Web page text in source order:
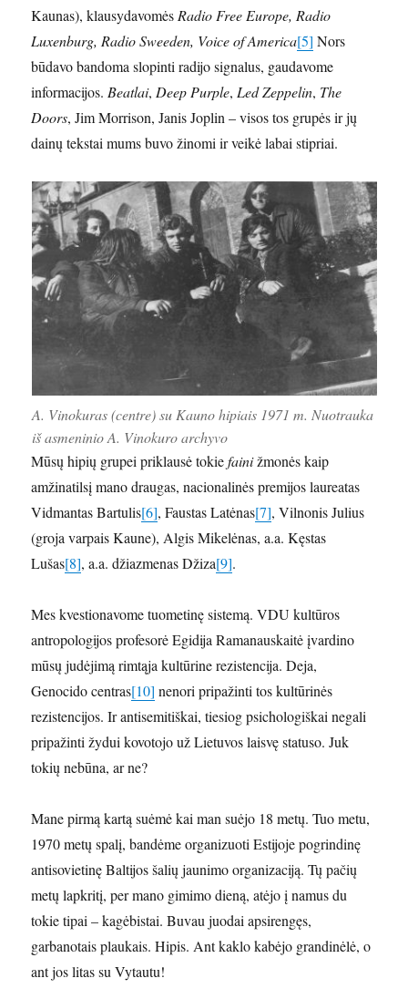
Kaunas), klausydavomės Radio Free Europe, Radio
Luxenburg, Radio Sweeden, Voice of America[5] Nors
būdavo bandoma slopinti radijo signalus, gaudavome
informacijos. Beatlai, Deep Purple, Led Zeppelin, The
Doors, Jim Morrison, Janis Joplin – visos tos grupės ir jų
dainų tekstai mums buvo žinomi ir veikė labai stipriai.
A. Vinokuras (centre) su Kauno hipiais 1971 m. Nuotrauka
iš asmeninio A. Vinokuro archyvo
Mūsų hipių grupei priklausė tokiefainižmonės kaip
amžinatilsį mano draugas, nacionalinės premijos laureatas
Vidmantas Bartulis[6], Faustas Latėnas[7], Vilnonis Julius
(groja varpais Kaune), Algis Mikelėnas, a.a. Kęstas
Lušas[8], a.a. džiazmenas Džiza[9].
Mes kvestionavome tuometinę sistemą. VDU kultūros
antropologijos profesorė Egidija Ramanauskaitė įvardino
mūsų judėjimą rimtąja kultūrine rezistencija. Deja,
Genocido centras[10] nenori pripažinti tos kultūrinės
rezistencijos. Ir antisemitiškai, tiesiog psichologiškai negali
pripažinti žydui kovotojo už Lietuvos laisvę statuso. Juk
tokių nebūna, ar ne?
Mane pirmą kartą suėmė kai man suėjo 18 metų. Tuo metu,
1970 metų spalį, bandėme organizuoti Estijoje pogrindinę
antisovietinę Baltijos šalių jaunimo organizaciją. Tų pačių
metų lapkritį, per mano gimimo dieną, atėjo į namus du
tokie tipai – kagėbistai. Buvau juodai apsirengęs,
garbanotais plaukais. Hipis. Ant kaklo kabėjo grandinėlė, o
ant jos litas su Vytautu!